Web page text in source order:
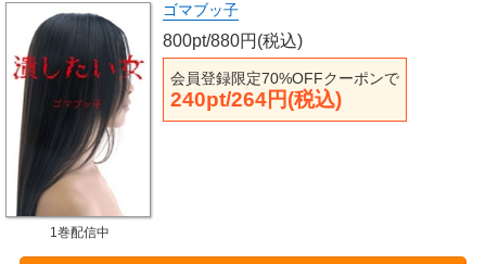
ゴマブッ子
800pt/880円(税込)
会員登録限定70%OFFクーポンで
240pt/264円(税込)
1巻配信中